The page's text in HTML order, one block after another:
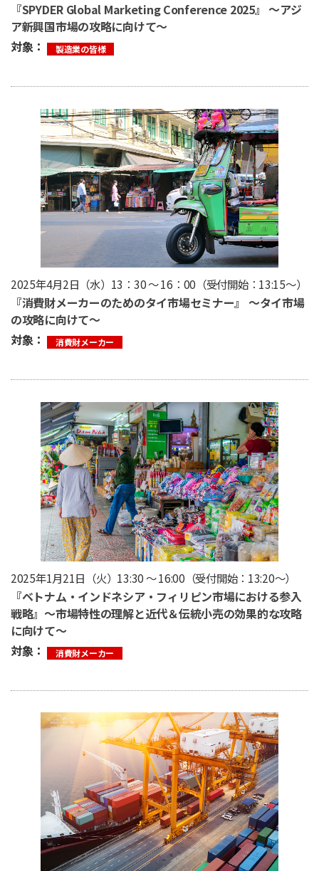
『SPYDER Global Marketing Conference 2025』 〜アジ
ア新興国市場の攻略に向けて〜
対象：
製造業の皆様
2025年4月2日（水）13：30 ～ 16：00（受付開始：13:15〜）
『消費財メーカーのためのタイ市場セミナー』 〜タイ市場
の攻略に向けて〜
対象：
消費財メーカー
2025年1月21日（火）13:30 ～ 16:00（受付開始：13:20〜）
『ベトナム・インドネシア・フィリピン市場における参入
戦略』〜市場特性の理解と近代＆伝統小売の効果的な攻略
に向けて〜
対象：
消費財メーカー